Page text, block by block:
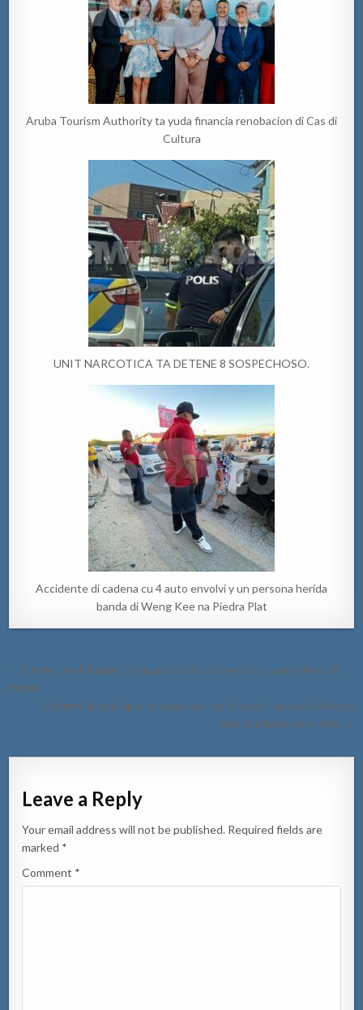
Aruba Tourism Authority ta yuda financia renobacion di Cas di
Cultura
UNIT NARCOTICA TA DETENE 8 SOSPECHOSO.
Accidente di cadena cu 4 auto envolvi y un persona herida
banda di Weng Kee na Piedra Plat
Post
navigation
← E boto “metal shark” di guarda costa a tow boto cu problema di
motor
Informe di pick-up a dal peaton a resulta pick-up a dal ciclista y
ambos a bandona e sitio →
Leave a Reply
Your email address will not be published. Required fields are
marked *
Comment *